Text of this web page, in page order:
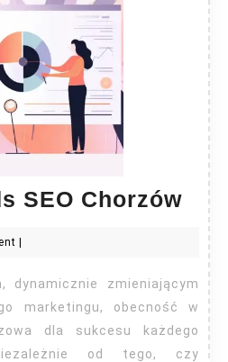
SEO Chorzów
ds
|
marketingu, obecność w
dla sukcesu każdego
od tego, czy